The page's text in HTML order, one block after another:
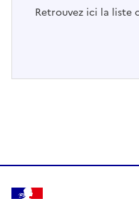
Retrouvez ici la liste